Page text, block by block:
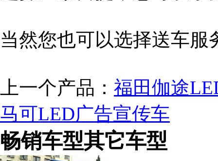
当然您也可以选择送车服
上一个产品： 福田伽途
马可LED广告宣传车
畅销车型其它车型